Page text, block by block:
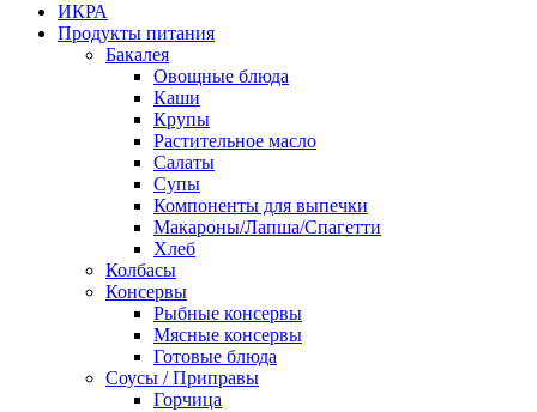
ИКРА
Продукты питания
Бакалея
Овощные блюда
Каши
Крупы
Растительное масло
Салаты
Супы
Компоненты для выпечки
Макароны/Лапша/Спагетти
Хлеб
Колбасы
Консервы
Рыбные консервы
Мясные консервы
Готовые блюда
Соусы / Приправы
Горчица